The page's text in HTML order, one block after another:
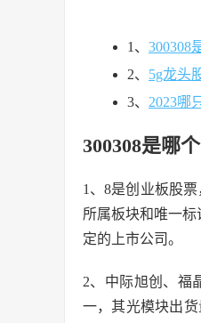
1、 300308
2、 5g龙头
3、 2023哪
300308是哪
1、8是创业板股
所属板块和唯一
定的上市公司。
2、中际旭创、福
一，其光模块出